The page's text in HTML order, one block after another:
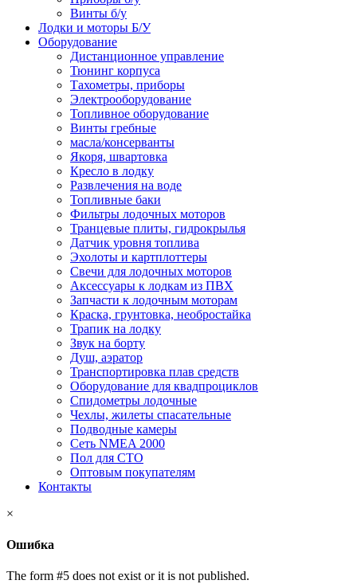
Винты б/у
Лодки и моторы Б/У
Оборудование
Дистанционное управление
Тюнинг корпуса
Тахометры, приборы
Электрооборудование
Топливное оборудование
Винты гребные
масла/консерванты
Якоря, швартовка
Кресло в лодку
Развлечения на воде
Топливные баки
Фильтры лодочных моторов
Транцевые плиты, гидрокрылья
Датчик уровня топлива
Эхолоты и картплоттеры
Cвечи для лодочных моторов
Аксессуары к лодкам из ПВХ
Запчасти к лодочным моторам
Краска, грунтовка, необростайка
Трапик на лодку
Звук на борту
Душ, аэратор
Транспортировка плав средств
Оборудование для квадпроциклов
Спидометры лодочные
Чехлы, жилеты спасательные
Подводные камеры
Сеть NMEA 2000
Пол для СТО
Оптовым покупателям
Контакты
×
Ошибка
The form #5 does not exist or it is not published.